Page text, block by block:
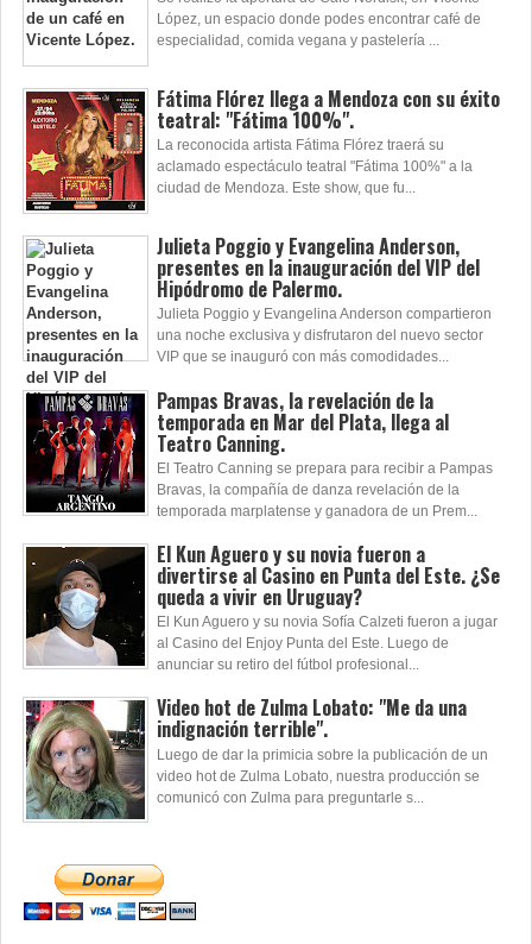
López, un espacio donde podes encontrar café de
especialidad, comida vegana y pastelería ...
Fátima Flórez llega a Mendoza con su éxito
teatral: "Fátima 100%".
La reconocida artista Fátima Flórez traerá su
aclamado espectáculo teatral "Fátima 100%" a la
ciudad de Mendoza. Este show, que fu...
Julieta Poggio y Evangelina Anderson,
presentes en la inauguración del VIP del
Hipódromo de Palermo.
Julieta Poggio y Evangelina Anderson compartieron
una noche exclusiva y disfrutaron del nuevo sector
VIP que se inauguró con más comodidades...
Pampas Bravas, la revelación de la
temporada en Mar del Plata, llega al
Teatro Canning.
El Teatro Canning se prepara para recibir a Pampas
Bravas, la compañía de danza revelación de la
temporada marplatense y ganadora de un Prem...
El Kun Aguero y su novia fueron a
divertirse al Casino en Punta del Este. ¿Se
queda a vivir en Uruguay?
El Kun Aguero y su novia Sofía Calzeti fueron a jugar
al Casino del Enjoy Punta del Este. Luego de
anunciar su retiro del fútbol profesional...
Video hot de Zulma Lobato: "Me da una
indignación terrible".
Luego de dar la primicia sobre la publicación de un
video hot de Zulma Lobato, nuestra producción se
comunicó con Zulma para preguntarle s...